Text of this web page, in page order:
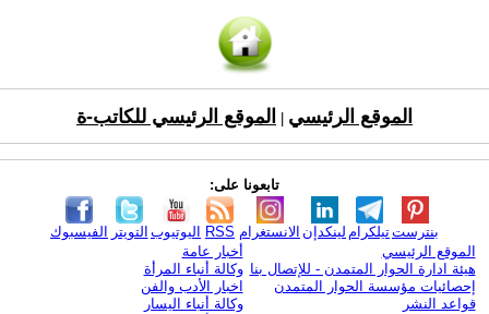
الموقع الرئيسي الموقع الرئيسي للكاتب-ة
تابعونا على:
الفيسبوك التويتر اليوتيوب RSS الانستغرام لينكدإن تيلكرامبنترست
الموقع الرئيسي
هيئة ادارة الحوار المتمدن - للإتصال بنا
إحصائيات مؤسسة الحوار المتمدن
قواعد النشر
أخبار عامة
وكالة أنباء المرأة
اخبار الأدب والفن
وكالة أنباء اليسار